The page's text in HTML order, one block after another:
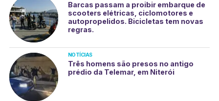
Barcas passam a proibir embarque de
scooters elétricas, ciclomotores e
autopropelidos. Bicicletas tem novas
regras.
NOTÍCIAS
Três homens são presos no antigo
prédio da Telemar, em Niterói